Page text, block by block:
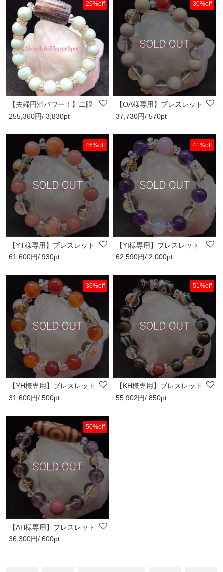
26%off
【夫婦円満パワー！】二眼
天珠・レピドラ..
255,360円/ 3,830pt
30%off
【OA様専用】ブレスレット
37,730円/ 570pt
46%off
【YT様専用】ブレスレット
61,600円/ 930pt
41%off
【YI様専用】ブレスレット
62,590円/ 2,000pt
36%off
【YH様専用】ブレスレット
31,600円/ 500pt
51%off
【KH様専用】ブレスレット
55,902円/ 850pt
50%off
【AH様専用】ブレスレット
36,300円/ 600pt